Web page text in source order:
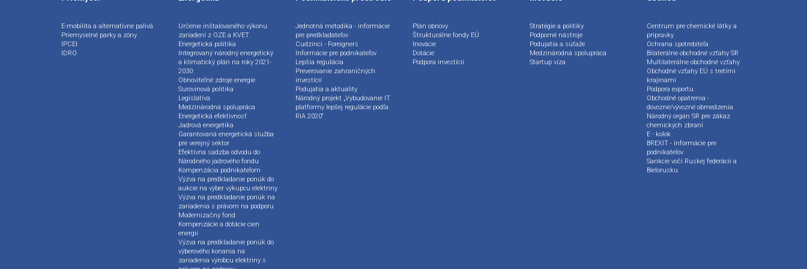
E-mobilita a alternatívne palivá
Priemyselné parky a zóny
IPCEI
IDRO
Určenie inštalovaného výkonu
zariadení z OZE a KVET
Energetická politika
Integrovaný národný energetický
a klimatický plán na roky 2021-
2030
Obnoviteľné zdroje energie
Surovinová politika
Legislatíva
Medzinárodná spolupráca
Energetická efektívnosť
Jadrová energetika
Garantovaná energetická služba
pre verejný sektor
Efektívna sadzba odvodu do
Národného jadrového fondu
Kompenzácia podnikateľom
Výzva na predkladanie ponúk do
aukcie na výber výkupcu elektriny
Výzva na predkladanie ponúk na
zariadenia s právom na podporu
Modernizačný fond
Kompenzácie a dotácie cien
energií
Výzva na predkladanie ponúk do
výberového konania na
zariadenia výrobcu elektriny s
Jednotná metodika - informácie
pre predkladateľov
Cudzinci - Foreigners
Informácie pre podnikateľov
Lepšia regulácia
Preverovanie zahraničných
investícií
Podujatia a aktuality
Národný projekt „Vybudovanie IT
platformy lepšej regulácie podľa
RIA 2020“
Plán obnovy
Štrukturálne fondy EÚ
Inovácie
Dotácie
Podpora investícií
Stratégie a politiky
Podporné nástroje
Podujatia a súťaže
Medzinárodná spolupráca
Startup víza
Centrum pre chemické látky a
prípravky
Ochrana spotrebiteľa
Bilaterálne obchodné vzťahy SR
Multilaterálne obchodné vzťahy
Obchodné vzťahy EÚ s tretími
krajinami
Podpora exportu
Obchodné opatrenia -
dovozné/vývozné obmedzenia
Národný orgán SR pre zákaz
chemických zbraní
E - kolok
BREXIT - informácie pre
podnikateľov
Sankcie voči Ruskej federácii a
Bielorusku